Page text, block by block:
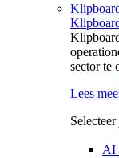
sector te
Lees
AI